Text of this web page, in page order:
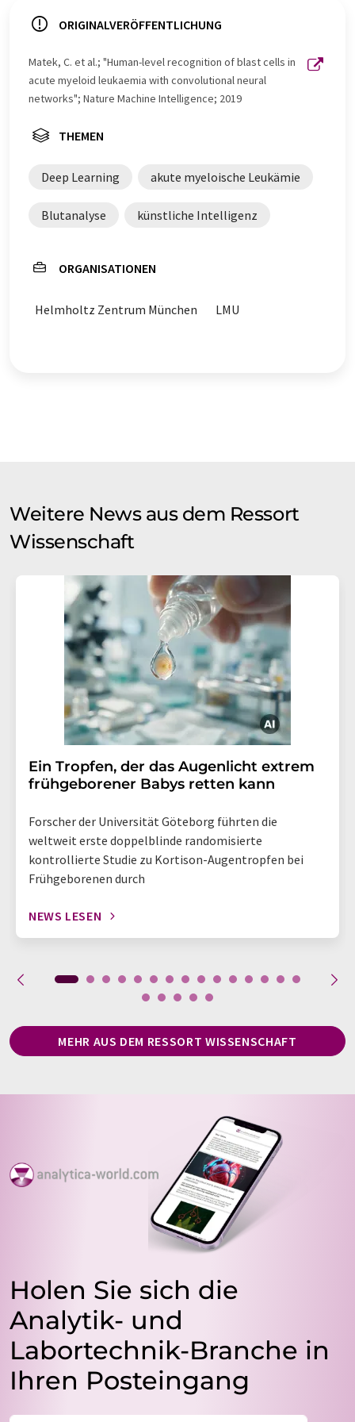
ORIGINALVERÖFFENTLICHUNG
Matek, C. et al.; "Human-level recognition of blast cells in
acute myeloid leukaemia with convolutional neural
networks"; Nature Machine Intelligence; 2019
THEMEN
Deep Learning akute myeloische Leukämie
Blutanalyse künstliche Intelligenz
ORGANISATIONEN
Helmholtz Zentrum München LMU
Weitere News aus dem Ressort
Wissenschaft
Ein Tropfen, der das Augenlicht extrem
frühgeborener Babys retten kann
Forscher der Universität Göteborg führten die
weltweit erste doppelblinde randomisierte
kontrollierte Studie zu Kortison-Augentropfen bei
Frühgeborenen durch
NEWS LESEN
MEHR AUS DEM RESSORT WISSENSCHAFT
Holen Sie sich die
Analytik- und
Labortechnik-Branche in
Ihren Posteingang